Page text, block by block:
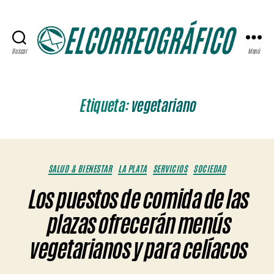
Buscar Menú
Etiqueta:vegetariano
Categorías
SALUD & BIENESTAR LA PLATA SERVICIOS SOCIEDAD
Los puestos de comida de las
plazas ofrecerán menús
vegetarianos y para celíacos